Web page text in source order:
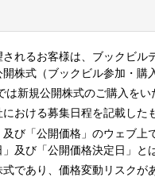
されるお客様は、ブックビ
株式（ブックビル参加・購
は新規公開株式のご購入を
における募集日程を記載した
及び「公開価格」のウェブ
」及び「公開価格決定日」と
式であり、価格変動リスクが